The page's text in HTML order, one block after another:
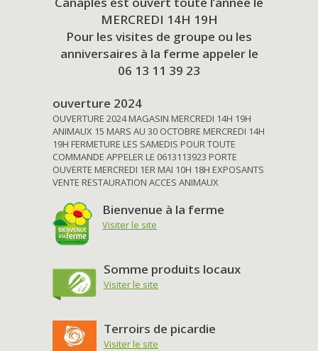
MERCREDI 14H 19H
Pour les visites de groupe ou les
anniversaires à la ferme appeler le
06 13 11 39 23
ouverture 2024
OUVERTURE 2024 MAGASIN MERCREDI 14H 19H
ANIMAUX 15 MARS AU 30 OCTOBRE MERCREDI 14H
19H FERMETURE LES SAMEDIS POUR TOUTE
COMMANDE APPELER LE 0613113923 PORTE
OUVERTE MERCREDI 1ER MAI 10H 18H EXPOSANTS
VENTE RESTAURATION ACCES ANIMAUX
Bienvenue à la ferme
Visiter le site
Somme produits locaux
Visiter le site
Terroirs de picardie
Visiter le site